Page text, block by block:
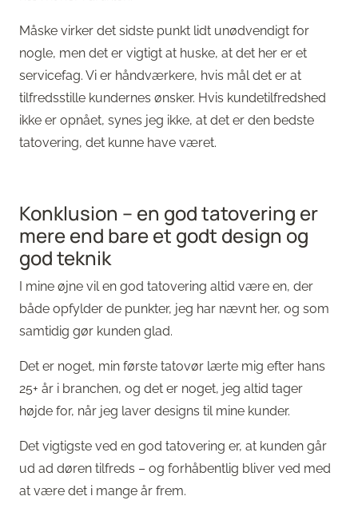
Måske virker det sidste punkt lidt unødvendigt for
nogle, men det er vigtigt at huske, at det her er et
servicefag. Vi er håndværkere, hvis mål det er at
tilfredsstille kundernes ønsker. Hvis kundetilfredshed
ikke er opnået, synes jeg ikke, at det er den bedste
tatovering, det kunne have været.
Konklusion – en god tatovering er
mere end bare et godt design og
god teknik
I mine øjne vil en god tatovering altid være en, der
både opfylder de punkter, jeg har nævnt her, og som
samtidig gør kunden glad.
Det er noget, min første tatovør lærte mig efter hans
25+ år i branchen, og det er noget, jeg altid tager
højde for, når jeg laver designs til mine kunder.
Det vigtigste ved en god tatovering er, at kunden går
ud ad døren tilfreds – og forhåbentlig bliver ved med
at være det i mange år frem.